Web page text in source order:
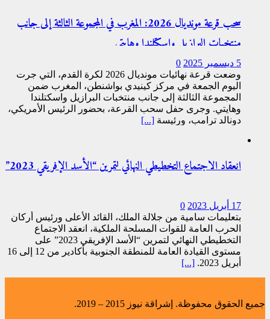
سحب قرعة مونديال 2026: المغرب في المجموعة الثالثة إلى جانب
منتخبات البرازيل واسكتلندا وهايتي
5 ديسمبر 2025
0
وضعت قرعة نهائيات مونديال 2026 لكرة القدم، التي جرت
اليوم الجمعة في مركز كينيدي بواشنطن، المغرب ضمن
المجموعة الثالثة إلى جانب منتخبات البرازيل واسكتلندا
وهايتي. وجرى حفل سحب القرعة، بحضور الرئيس الأمريكي،
دونالد ترامب، ورئيسة [...]
انعقاد الاجتماع التخطيطي النهائي لتمرين “الأسد الإفريقي 2023”
17 أبريل 2023
0
بتعليمات سامية من جلالة الملك، القائد الأعلى ورئيس أركان
الحرب العامة للقوات المسلحة الملكية، انعقد الاجتماع
التخطيطي النهائي لتمرين “الأسد الإفريقي 2023” على
مستوى القيادة العامة للمنطقة الجنوبية بأكادير من 12 إلى 16
أبريل 2023.
[...]
جميع الحقوق محفوظة. إشراقة نيوز 2015 – 2019.